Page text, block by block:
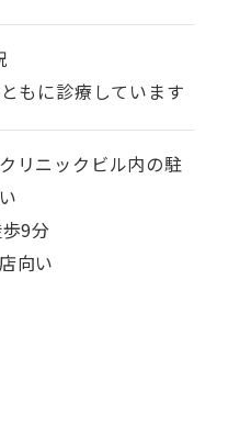
もに診療しています
リニックビル内の駐
9分
向い